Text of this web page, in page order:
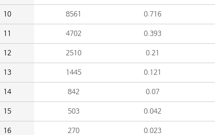
10 8561 0.716
11 4702 0.393
12 2510 0.21
13 1445 0.121
14 842 0.07
15 503 0.042
16 270 0.023